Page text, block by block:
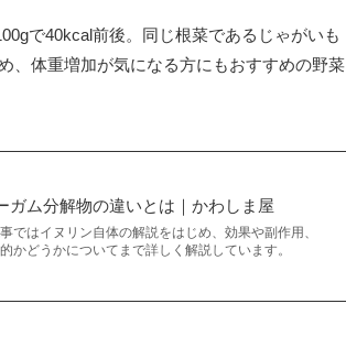
で40kcal前後。同じ根菜であるじゃがいも
、体重増加が気になる方にもおすすめの野菜
ガム分解物の違いとは｜かわしま屋
ではイヌリン自体の解説をはじめ、効果や副作用、
かどうかについてまで詳しく解説しています。